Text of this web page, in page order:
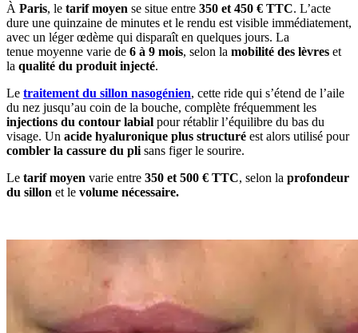
À Paris, le tarif moyen se situe entre 350 et 450 € TTC. L’acte
dure une quinzaine de minutes et le rendu est visible immédiatement,
avec un léger œdème qui disparaît en quelques jours. La
tenue moyenne varie de 6 à 9 mois, selon la mobilité des lèvres et
la qualité du produit injecté.
Le traitement du sillon nasogénien, cette ride qui s’étend de l’aile
du nez jusqu’au coin de la bouche, complète fréquemment les
injections du contour labial pour rétablir l’équilibre du bas du
visage. Un acide hyaluronique plus structuré est alors utilisé pour
combler la cassure du pli sans figer le sourire.
Le tarif moyen varie entre 350 et 500 € TTC, selon la profondeur
du sillon et le volume nécessaire.